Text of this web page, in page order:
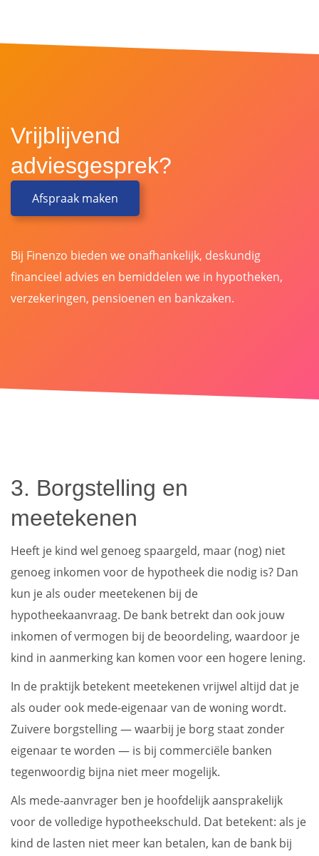
Vrijblijvend
adviesgesprek?
Afspraak maken
Bij Finenzo bieden we onafhankelijk, deskundig
financieel advies en bemiddelen we in hypotheken,
verzekeringen, pensioenen en bankzaken.
3. Borgstelling en
meetekenen
Heeft je kind wel genoeg spaargeld, maar (nog) niet
genoeg inkomen voor de hypotheek die nodig is? Dan
kun je als ouder meetekenen bij de
hypotheekaanvraag. De bank betrekt dan ook jouw
inkomen of vermogen bij de beoordeling, waardoor je
kind in aanmerking kan komen voor een hogere lening.
In de praktijk betekent meetekenen vrijwel altijd dat je
als ouder ook mede-eigenaar van de woning wordt.
Zuivere borgstelling — waarbij je borg staat zonder
eigenaar te worden — is bij commerciële banken
tegenwoordig bijna niet meer mogelijk.
Als mede-aanvrager ben je hoofdelijk aansprakelijk
voor de volledige hypotheekschuld. Dat betekent: als je
kind de lasten niet meer kan betalen, kan de bank bij